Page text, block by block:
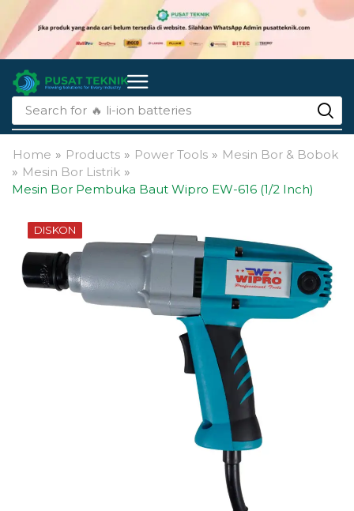
Search for 🔥 li-ion batteries
Home » Products » Power Tools » Mesin Bor & Bobok
» Mesin Bor Listrik »
Mesin Bor Pembuka Baut Wipro EW-616 (1/2 Inch)
DISKON